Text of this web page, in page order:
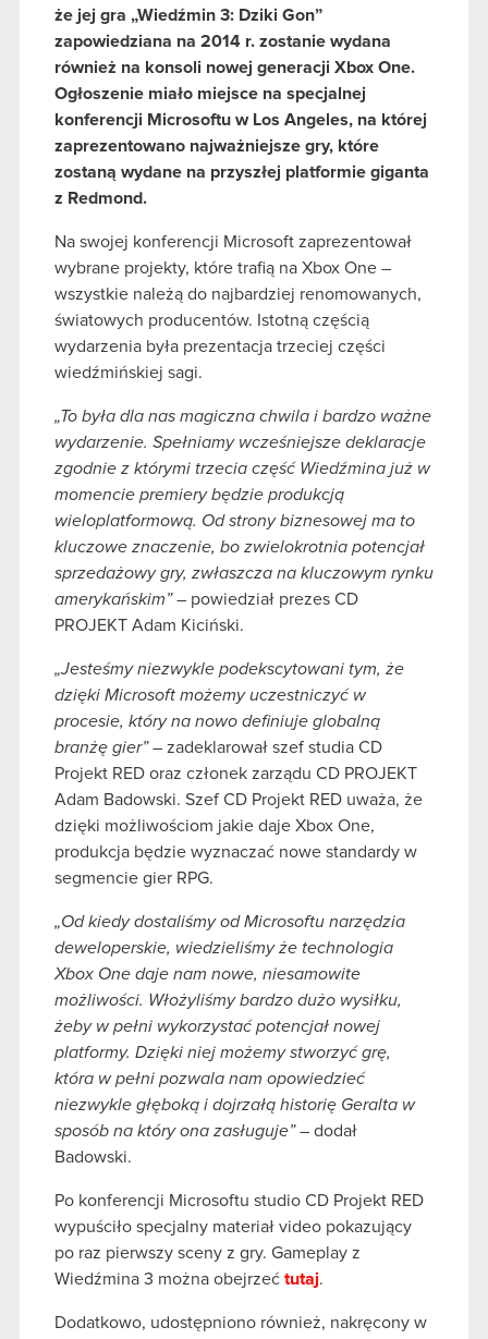
że jej gra „Wiedźmin 3: Dziki Gon”
zapowiedziana na 2014 r. zostanie wydana
również na konsoli nowej generacji Xbox One.
Ogłoszenie miało miejsce na specjalnej
konferencji Microsoftu w Los Angeles, na której
zaprezentowano najważniejsze gry, które
zostaną wydane na przyszłej platformie giganta
z Redmond.
Na swojej konferencji Microsoft zaprezentował
wybrane projekty, które trafią na Xbox One –
wszystkie należą do najbardziej renomowanych,
światowych producentów. Istotną częścią
wydarzenia była prezentacja trzeciej części
wiedźmińskiej sagi.
„To była dla nas magiczna chwila i bardzo ważne
wydarzenie. Spełniamy wcześniejsze deklaracje
zgodnie z którymi trzecia część Wiedźmina już w
momencie premiery będzie produkcją
wieloplatformową. Od strony biznesowej ma to
kluczowe znaczenie, bo zwielokrotnia potencjał
sprzedażowy gry, zwłaszcza na kluczowym rynku
amerykańskim”– powiedział prezes CD
PROJEKT Adam Kiciński.
„Jesteśmy niezwykle podekscytowani tym, że
dzięki Microsoft możemy uczestniczyć w
procesie, który na nowo definiuje globalną
branżę gier” – zadeklarował szef studia CD
Projekt RED oraz członek zarządu CD PROJEKT
Adam Badowski. Szef CD Projekt RED uważa, że
dzięki możliwościom jakie daje Xbox One,
produkcja będzie wyznaczać nowe standardy w
segmencie gier RPG.
„Od kiedy dostaliśmy od Microsoftu narzędzia
deweloperskie, wiedzieliśmy że technologia
Xbox One daje nam nowe, niesamowite
możliwości. Włożyliśmy bardzo dużo wysiłku,
żeby w pełni wykorzystać potencjał nowej
platformy. Dzięki niej możemy stworzyć grę,
która w pełni pozwala nam opowiedzieć
niezwykle głęboką i dojrzałą historię Geralta w
sposób na który ona zasługuje”– dodał
Badowski.
Po konferencji Microsoftu studio CD Projekt RED
wypuściło specjalny materiał video pokazujący
po raz pierwszy sceny z gry. Gameplay z
Wiedźmina 3 można obejrzeć tutaj.
Dodatkowo, udostępniono również, nakręcony w